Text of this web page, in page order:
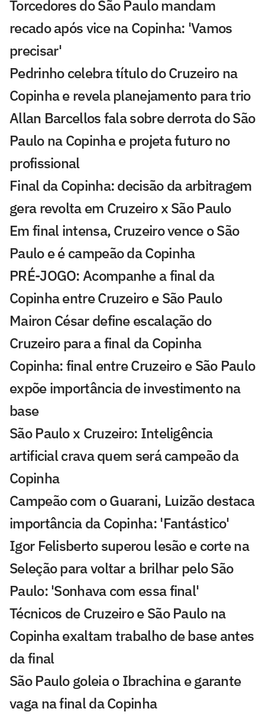
Torcedores do São Paulo mandam
recado após vice na Copinha: 'Vamos
precisar'
Pedrinho celebra título do Cruzeiro na
Copinha e revela planejamento para trio
Allan Barcellos fala sobre derrota do São
Paulo na Copinha e projeta futuro no
profissional
Final da Copinha: decisão da arbitragem
gera revolta em Cruzeiro x São Paulo
Em final intensa, Cruzeiro vence o São
Paulo e é campeão da Copinha
PRÉ-JOGO: Acompanhe a final da
Copinha entre Cruzeiro e São Paulo
Mairon César define escalação do
Cruzeiro para a final da Copinha
Copinha: final entre Cruzeiro e São Paulo
expõe importância de investimento na
base
São Paulo x Cruzeiro: Inteligência
artificial crava quem será campeão da
Copinha
Campeão com o Guarani, Luizão destaca
importância da Copinha: 'Fantástico'
Igor Felisberto superou lesão e corte na
Seleção para voltar a brilhar pelo São
Paulo: 'Sonhava com essa final'
Técnicos de Cruzeiro e São Paulo na
Copinha exaltam trabalho de base antes
da final
São Paulo goleia o Ibrachina e garante
vaga na final da Copinha